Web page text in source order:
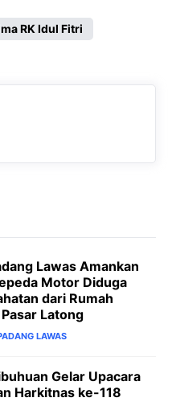
RK Idul Fitri
Lawas Amankan
Motor Diduga
dari Rumah
Latong
LAWAS
Gelar Upacara
Harkitnas ke-118